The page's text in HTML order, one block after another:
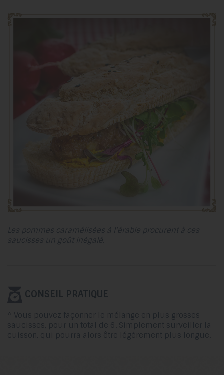
Les pommes caramélisées à l'érable procurent à ces
saucisses un goût inégalé.
CONSEIL PRATIQUE
* Vous pouvez façonner le mélange en plus grosses
saucisses, pour un total de 6. Simplement surveiller la
cuisson, qui pourra alors être légèrement plus longue.